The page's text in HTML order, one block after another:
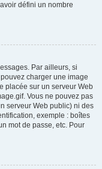
défini un nombre
Par ailleurs, si
charger une image
placée sur un serveur Web
Vous ne pouvez pas
serveur Web public) ni des
exemple : boîtes
mot de passe, etc. Pour